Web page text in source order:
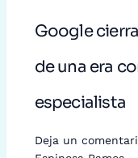
Google
de una era
especialista
Deja un